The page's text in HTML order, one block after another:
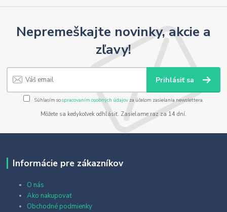
Nepremeškajte novinky, akcie a
zľavy!
Prihlásiť sa
Súhlasím sospracovaním osobných údajov za účelom zasielania newslettera.
Môžete sa kedykoľvek odhlásiť. Zasielame raz za 14 dní.
Informácie pre zákazníkov
O nás
Ako nakupovať
Obchodné podmienky